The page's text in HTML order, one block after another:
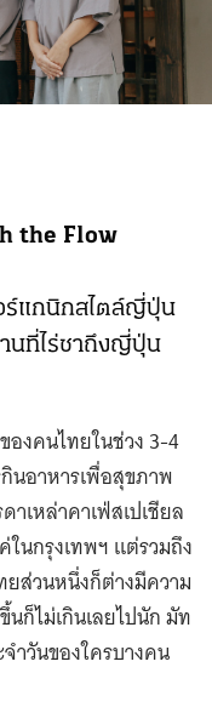
the Flow
ร์แกนิกสไตล์ญี่ปุ่น
นที่ไร่ชาถึงญี่ปุ่น
องคนไทยในช่วง 3-4
นอาหารเพื่อสุขภาพ
เหล่าคาเฟ่สเปเชียล
นกรุงเทพฯ แต่รวมถึง
ส่วนหนึ่งก็ต่างมีความ
ก็ไม่เกินเลยไปนัก มัท
ำวันของใครบางคน